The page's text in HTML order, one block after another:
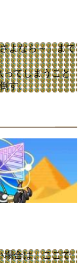
よなら～」まで
ってしまうこと
す。
場合は、ここで